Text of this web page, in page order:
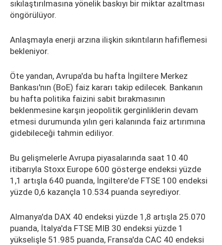
sıkılaştırılmasına yönelik baskıyı bir miktar azaltması
öngörülüyor.
Anlaşmayla enerji arzına ilişkin sıkıntıların hafiflemesi
bekleniyor.
Öte yandan, Avrupa'da bu hafta İngiltere Merkez
Bankası'nın (BoE) faiz kararı takip edilecek. Bankanın
bu hafta politika faizini sabit bırakmasının
beklenmesine karşın jeopolitik gerginliklerin devam
etmesi durumunda yılın geri kalanında faiz artırımına
gidebileceği tahmin ediliyor.
Bu gelişmelerle Avrupa piyasalarında saat 10.40
itibarıyla Stoxx Europe 600 gösterge endeksi yüzde
1,1 artışla 640 puanda, İngiltere'de FTSE 100 endeksi
yüzde 0,6 kazançla 10.534 puanda seyrediyor.
Almanya'da DAX 40 endeksi yüzde 1,8 artışla 25.070
puanda, İtalya'da FTSE MIB 30 endeksi yüzde 1
yükselişle 51.985 puanda, Fransa'da CAC 40 endeksi